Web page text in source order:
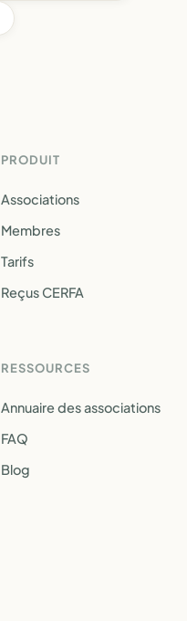
PRODUIT
Associations
Membres
Tarifs
Reçus CERFA
RESSOURCES
Annuaire des associations
FAQ
Blog